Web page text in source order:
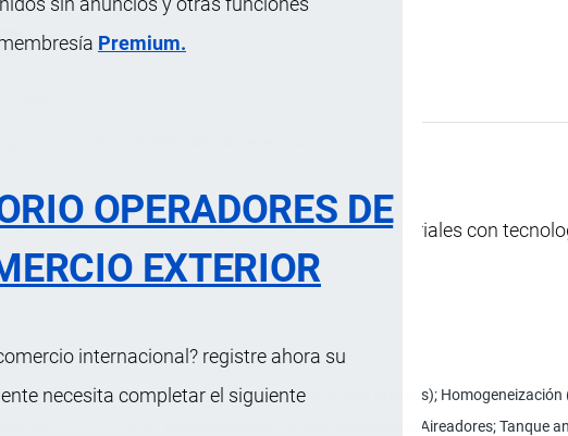
Premium.
OPERADORES DE
EXTERIOR
internacional? registre ahora su
necesita completar el siguiente
biológico de aguas residuales industriales con
y DAF (Dissolved Air Flotation).
de depuraciónPretratamiento (Remoción de sólidos gruesos);
Tamiz electromecánico; Tanque ecualizador; Aireadores;